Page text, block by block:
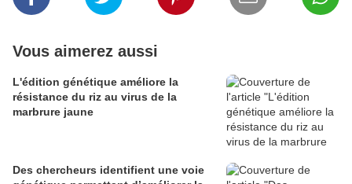
Vous aimerez aussi
L'édition génétique améliore la
résistance du riz au virus de la
marbrure jaune
Des chercheurs identifient une voie